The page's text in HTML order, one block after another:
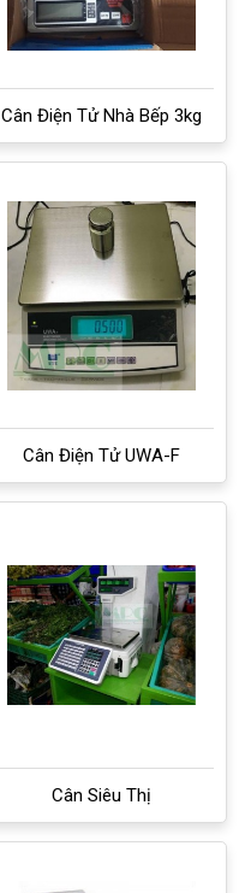
Cân Điện Tử Nhà Bếp 3kg
Cân Điện Tử UWA-F
Cân Siêu Thị